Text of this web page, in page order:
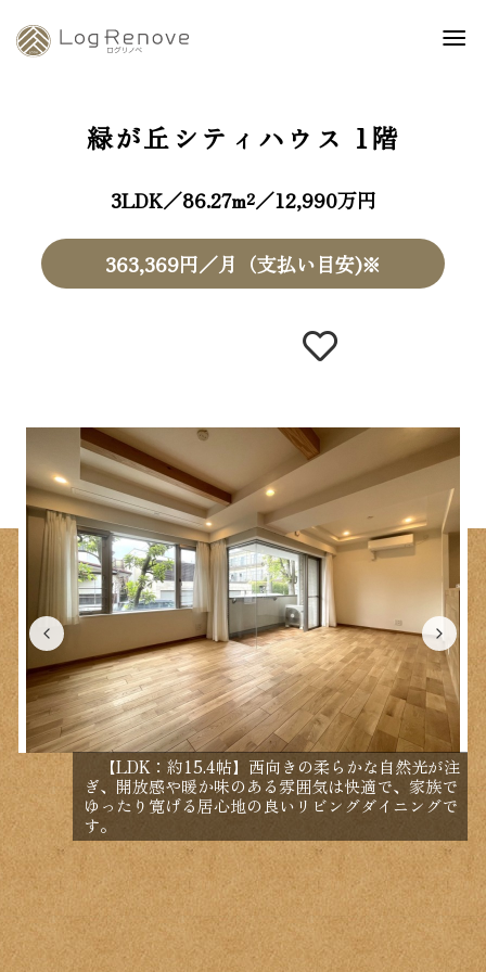
緑が丘シティハウス 1階
3LDK／86.27m²／12,990万円
363,369円／月（支払い目安)※
【LDK：約15.4帖】西向きの柔らかな自然光が注
ぎ、開放感や暖か味のある雰囲気は快適で、家族で
ゆったり寛げる居心地の良いリビングダイニングで
す。